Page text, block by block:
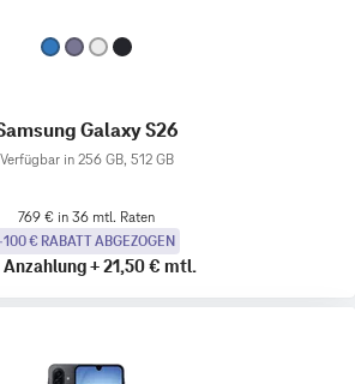
Galaxy S26
Verfügbar in 256 GB, 512 GB
769 € in 36 mtl. Raten
€ RABATT ABGEZOGEN
Anzahlung+21,50 € mtl.